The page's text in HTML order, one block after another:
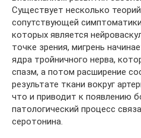
Существует несколько
сопутствующей
которых является
точке зрения, мигрень
ядра тройничного нерва,
спазм, а потом расширение
результате ткани вокруг
что и приводит к появлению
патологический процесс
серотонина.